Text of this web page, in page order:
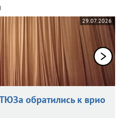
29.07.2026
обратились к врио